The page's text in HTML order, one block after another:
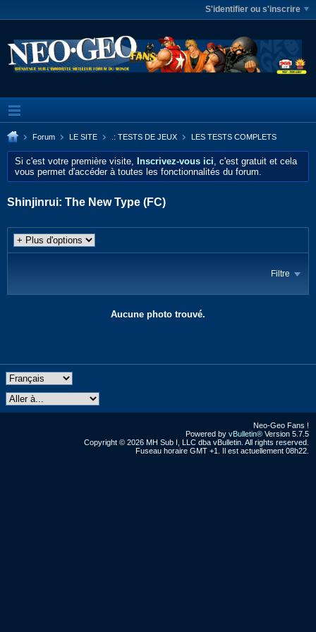
S'identifier ou s'inscrire
Forum LE SITE .: TESTS DE JEUX LES TESTS COMPLETS
Si c'est votre première visite, Inscrivez-vous ici, c'est gratuit et cela
vous permet d'accéder à toutes les fonctionnalités du forum.
Shinjinrui: The New Type (FC)
Filtre
Aucune photo trouvé.
Neo-Geo Fans !
Powered by vBulletin® Version 5.7.5
Copyright © 2026 MH Sub I, LLC dba vBulletin. All rights reserved.
Fuseau horaire GMT +1. Il est actuellement 08h22.